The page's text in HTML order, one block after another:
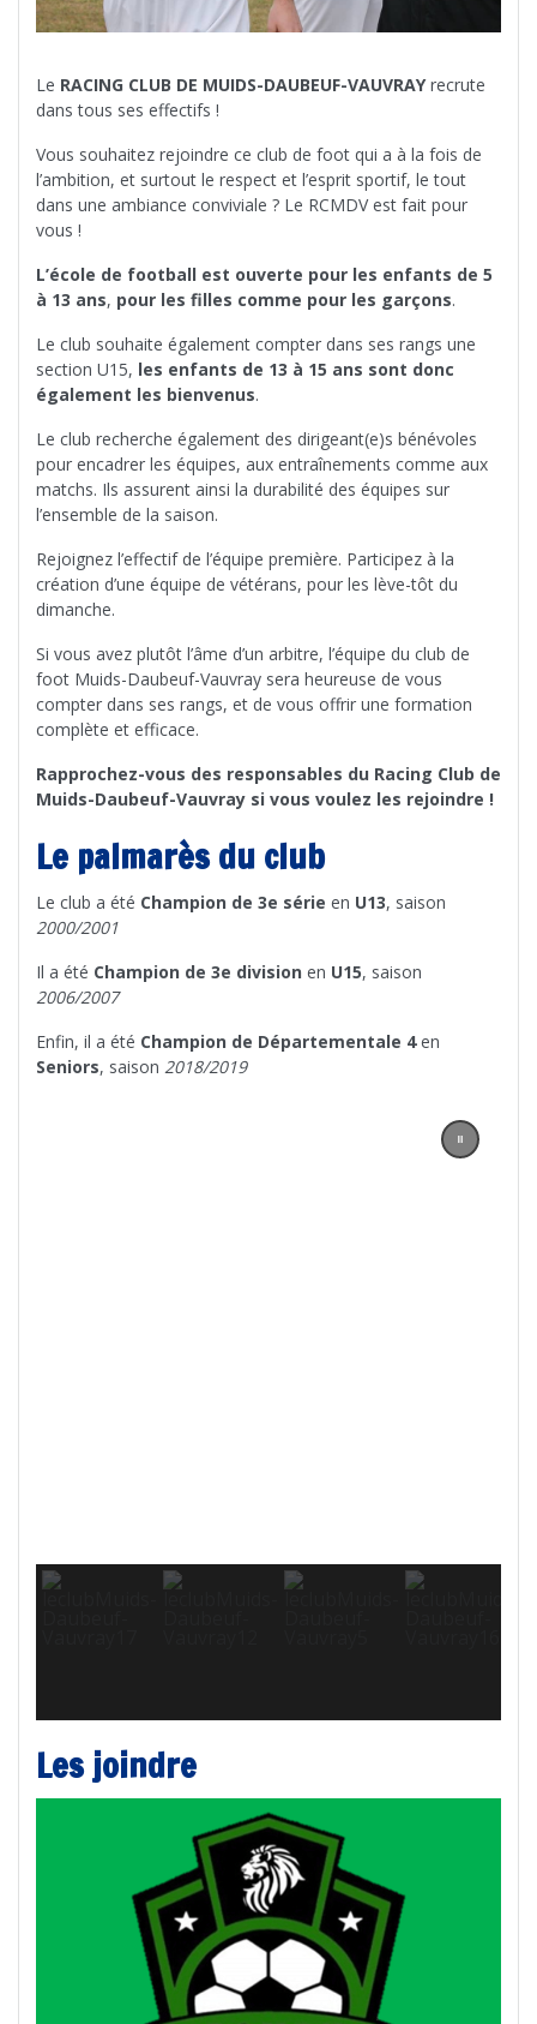
Le RACING CLUB DE MUIDS-DAUBEUF-VAUVRAYrecrute
dans tous ses effectifs !
Vous souhaitez rejoindre ce club de foot qui a à la fois de
l’ambition, et surtout le respect et l’esprit sportif, le tout
dans une ambiance conviviale ? Le RCMDV est fait pour
vous !
L’école de football est ouverte pour les enfants de 5
à 13 ans, pour les filles comme pour les garçons.
Le club souhaite également compter dans ses rangs une
section U15, les enfants de 13 à 15 ans sont donc
également les bienvenus.
Le club recherche également des dirigeant(e)s bénévoles
pour encadrer les équipes, aux entraînements comme aux
matchs. Ils assurent ainsi la durabilité des équipes sur
l’ensemble de la saison.
Rejoignez l’effectif de l’équipe première. Participez à la
création d’une équipe de vétérans, pour les lève-tôt du
dimanche.
Si vous avez plutôt l’âme d’un arbitre, l’équipe du club de
foot Muids-Daubeuf-Vauvray sera heureuse de vous
compter dans ses rangs, et de vous offrir une formation
complète et efficace.
Rapprochez-vous des responsables du Racing Club de
Muids-Daubeuf-Vauvray si vous voulez les rejoindre !
Le palmarès du club
Le club a été Champion de 3e série en U13, saison
2000/2001
Il a été Champion de 3e division en U15, saison
2006/2007
Enfin, il a été Champion de Départementale 4en
Seniors, saison 2018/2019
Les joindre